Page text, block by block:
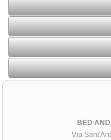
BED
Via